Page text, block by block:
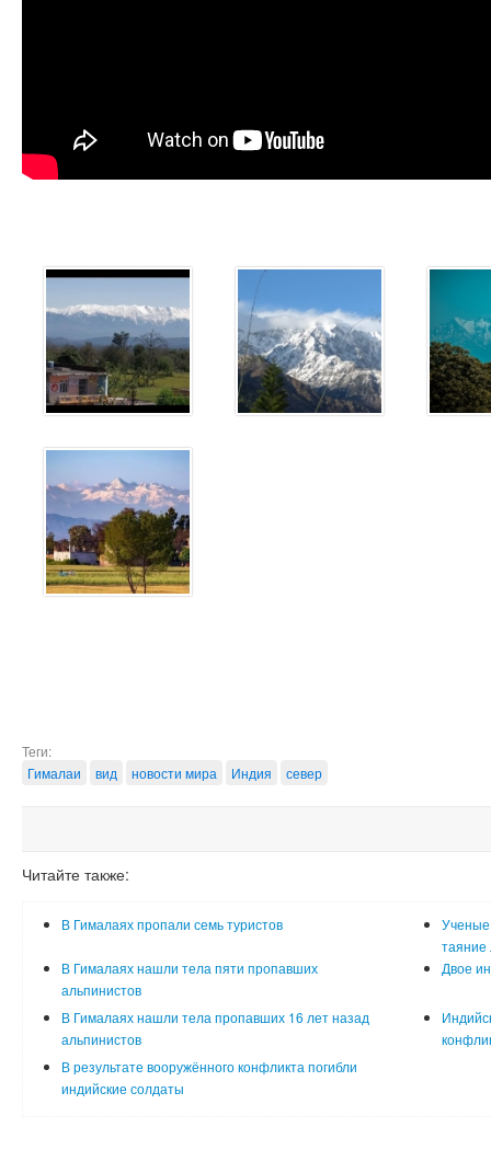
Теги:
Гималаи
вид новости мира Индия север
Читайте также:
В Гималаях пропали семь туристов
Ученые
таяние
В Гималаях нашли тела пяти пропавших
альпинистов
Двое
В Гималаях нашли тела пропавших 16 лет назад
альпинистов
В результате вооружённого конфликта погибли
индийские солдаты